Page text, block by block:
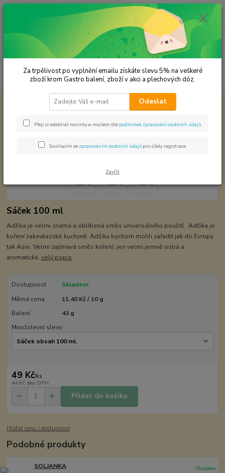
Menu
Hledat
ks
za 0,00 Kč
Světová kuchyně - koření Adžika
Adžika
Sáček 100 ml
Adžika je velmi známá a oblíbená směs universálního použití. Adžika je
koření zakavkazské kuchyně. Adžiku bychom mohli zařadit jak do Evropy
tak Asie. Velmi zajímavá směs koření, jen velmi jemně ostrá a
aromatická. celý popis
Dostupnost
Skladem
Měrná cena
11,40 Kč / 10 g
Balení
43 g
Množstevní slevy:
49 Kč/ks
44 Kč bez DPH
Přidat do košíku
Hlídat cenu / dostupnost
Podobné produkty
SOLJANKA
Skladem
Za trpělivost po vyplnění emailu získáte slevu 5% na veškeré
zboží krom Gastro balení, zboží v akci a plechových dóz.
Odeslat
Přeji si odebírat novinky e-mailem dle podmínek zpracování osobních údajů
Souhlasím se zpracováním osobních údajů pro účely registrace.
Zavřít